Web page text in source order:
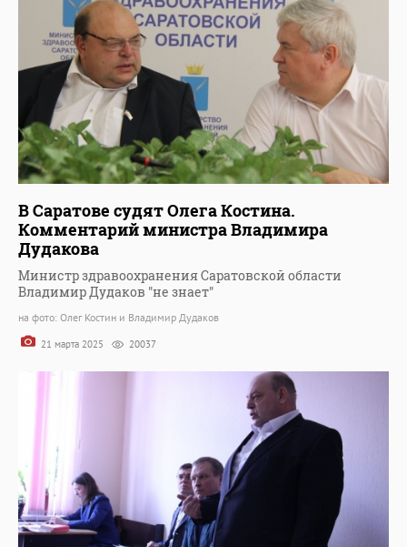
В Саратове судят Олега Костина.
Комментарий министра Владимира
Дудакова
Министр здравоохранения Саратовской области
Владимир Дудаков "не знает"
на фото: Олег Костин и Владимир Дудаков
21 марта 2025 20037